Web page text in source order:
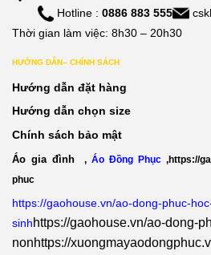
Hotline : 0886 883 555
Thời gian làm việc: 8h30 – 20h30
HƯỚNG DẪN– CHÍNH SÁCH
Hướng dẫn đặt hàng
Hướng dẫn chọn size
Chính sách bảo mật
Áo gia đình , Áo Đồng Phục ,https://
phuc
https://gaohouse.vn/ao-dong-phuc-
sinhhttps://gaohouse.vn/ao-dong-
nonhttps://